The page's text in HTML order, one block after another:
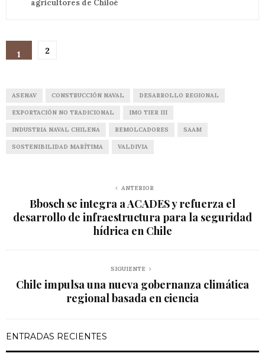
agricultores de Chiloé
1 2
ASENAV CONSTRUCCIÓN NAVAL DESARROLLO REGIONAL
EXPORTACIÓN NO TRADICIONAL IMO TIER III
INDUSTRIA NAVAL CHILENA REMOLCADORES SAAM
SOSTENIBILIDAD MARÍTIMA VALDIVIA
ANTERIOR
Bbosch se integra a ACADES y refuerza el
desarrollo de infraestructura para la seguridad
hídrica en Chile
SIGUIENTE
Chile impulsa una nueva gobernanza climática
regional basada en ciencia
ENTRADAS RECIENTES